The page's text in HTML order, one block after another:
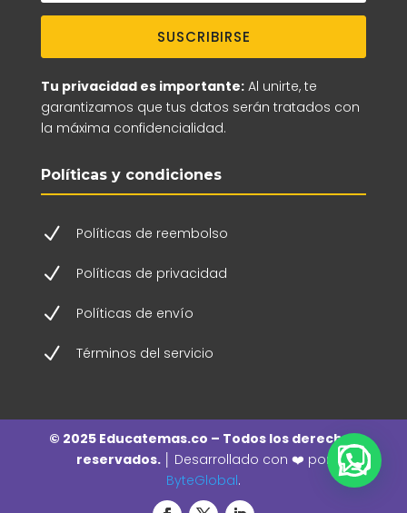
SUSCRIBIRSE
Tu privacidad es importante:Al unirte, te
garantizamos que tus datos serán tratados con
la máxima confidencialidad.
Políticas y condiciones
N Políticas de reembolso
N Políticas de privacidad
N Políticas de envío
N Términos del servicio
© 2025 Educatemas.co – Todos los derechos
reservados. │ Desarrollado con ❤️ por
ByteGlobal.